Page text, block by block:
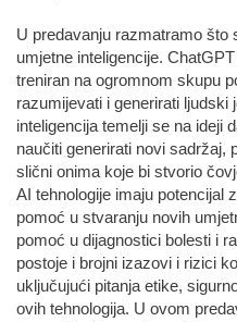
U predavanju razmatramo što
umjetne inteligencije.
treniran na ogromnom skupu
razumijevati i generirati ljudski
inteligencija temelji se na ideji
naučiti generirati novi sadržaj,
slični onima koje bi stvorio
AI tehnologije imaju potencijal
pomoć u stvaranju novih
pomoć u dijagnostici bolesti i
postoje i brojni izazovi i rizici
uključujući pitanja etike,
ovih tehnologija. U ovom